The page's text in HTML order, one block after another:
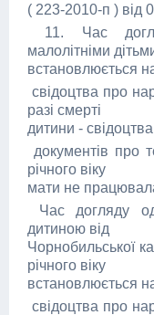
( 223-2010-п ) від
11. Час
малолітніми
встановлюється
свідоцтва про
разі смерті
дитини -
документів про
річного віку
мати не
Час догляду
дитиною від
Чорнобильської
річного віку
встановлюється
свідоцтва про